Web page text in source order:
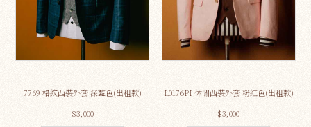
7769 格紋西裝外套 深藍色(出租款)
$3,000
L0176PI 休閒西裝外套 粉紅色(出租款)
$3,000